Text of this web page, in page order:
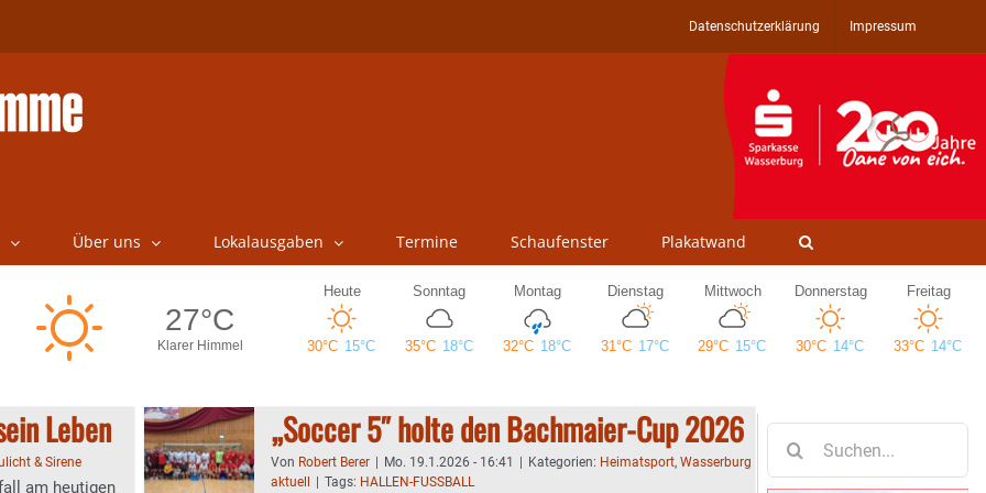
Datenschutzerklärung Impressum
Über uns Lokalausgaben Termine Schaufenster Plakatwand
Leben
& Sirene
am heutigen
„Soccer 5″ holte den Bachmaier-Cup 2026
Von Robert Berer Mo. 19.1.2026 - 16:41 Kategorien: Heimatsport, Wasserburg
aktuell
Tags: HALLEN-FUSSBALL
nach: